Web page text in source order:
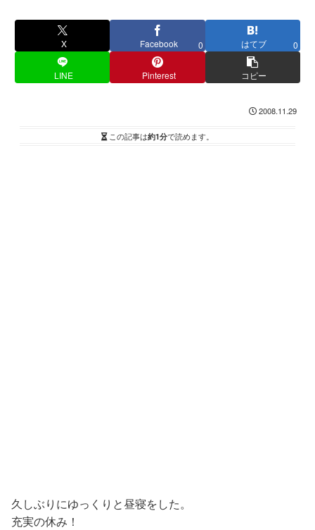
X Facebook 0 はてブ 0
LINE Pinterest コピー
2008.11.29
この記事は約1分で読めます。
久しぶりにゆっくりと昼寝をした。
充実の休み！